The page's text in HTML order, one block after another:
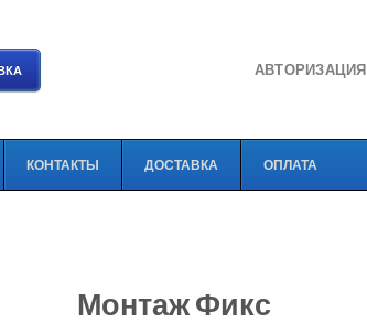
АВТОРИЗАЦИЯ
КОНТАКТЫ ДОСТАВКА ОПЛАТА
Монтаж Фикс